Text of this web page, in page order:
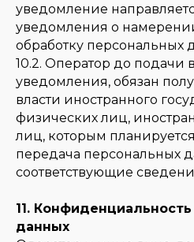
уведомление
уведомления о
обработку персональных
10.2. Оператор до подачи
уведомления, обязан
власти иностранного
физических лиц,
лиц, которым
передача персональных
соответствующие
11.
данных